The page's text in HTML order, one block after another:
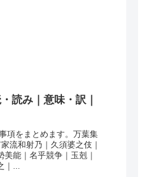
読み｜意味・訳｜
項をまとめます。万葉集
流和射乃｜久須婆之伎｜
能｜名乎競争｜玉剋｜
｜...